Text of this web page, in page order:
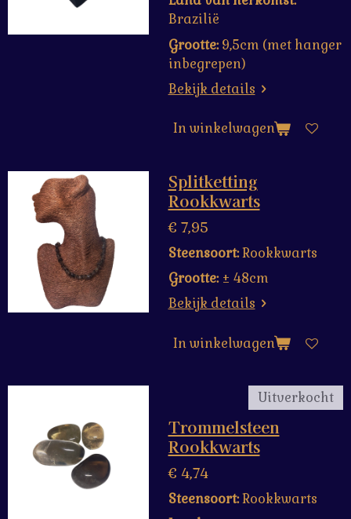
Brazilië
Grootte:9,5cm (met hanger
inbegrepen)
Bekijk details
In winkelwagen
Splitketting
Rookkwarts
€ 7,95
Steensoort:Rookkwarts
Grootte: ± 48cm
Bekijk details
In winkelwagen
Uitverkocht
Trommelsteen
Rookkwarts
€ 4,74
Steensoort:Rookkwarts